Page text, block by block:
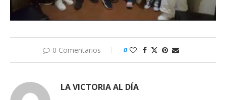
0 Comentarios 0
LA VICTORIA AL DÍA